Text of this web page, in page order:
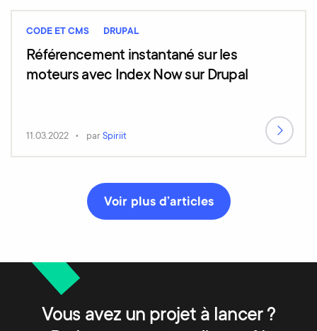
CODE ET CMS DRUPAL
Référencement instantané sur les
moteurs avec Index Now sur Drupal
11.03.2022 par Spiriit
Voir plus d’articles
Vous avez un projet à lancer ?